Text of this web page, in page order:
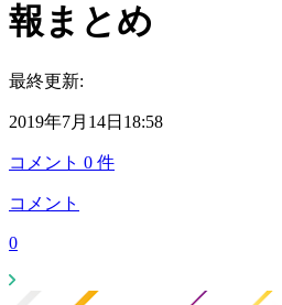
報まとめ
最終更新:
2019年7月14日18:58
コメント 0 件
コメント
0